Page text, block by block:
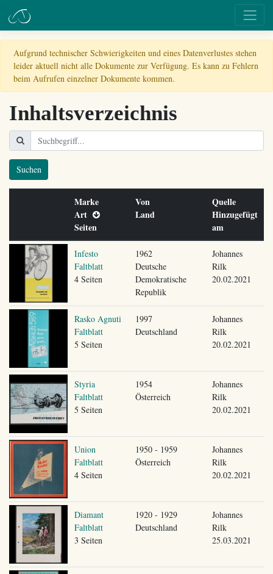
Aufgrund technischer Schwierigkeiten und eines Datenverlustes stehen
leider aktuell nicht alle Dokumente zur Verfügung. Es kann zu Fehlern
beim Aufrufen einzelner Dokumente kommen.
Inhaltsverzeichnis
Suchen
Marke
Art
Seiten
Von
Land
Quelle
Hinzugefügt
am
Infesto
Faltblatt
4 Seiten
1962
Deutsche
Demokratische
Republik
Johannes
Rilk
20.02.2021
Rasko Agnuti
Faltblatt
5 Seiten
1997
Deutschland
Johannes
Rilk
20.02.2021
Styria
Faltblatt
5 Seiten
1954
Österreich
Johannes
Rilk
20.02.2021
Union
Faltblatt
4 Seiten
1950 - 1959
Österreich
Johannes
Rilk
20.02.2021
Diamant
Faltblatt
3 Seiten
1920 - 1929
Deutschland
Johannes
Rilk
25.03.2021